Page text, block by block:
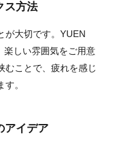
ス方法
が大切です。YUEN
楽しい雰囲気をご用意
むことで、疲れを感じ
。
アイデア